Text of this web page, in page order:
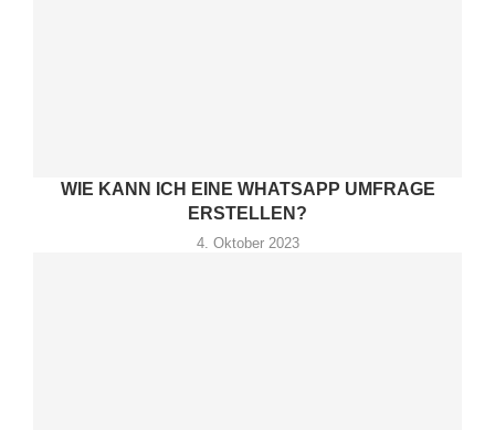
WIE KANN ICH EINE WHATSAPP UMFRAGE
ERSTELLEN?
4. Oktober 2023